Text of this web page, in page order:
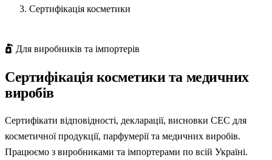
Сертифікація косметики
Для виробників та імпортерів
Сертифікаціякосметики та медичних
виробів
Сертифікати відповідності, декларації, висновки СЕС для
косметичної продукції, парфумерії та медичних виробів.
Працюємо з виробниками та імпортерами по всій Україні.